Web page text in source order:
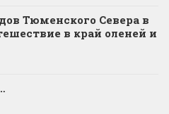
Тюменского Севера в
в край оленей и